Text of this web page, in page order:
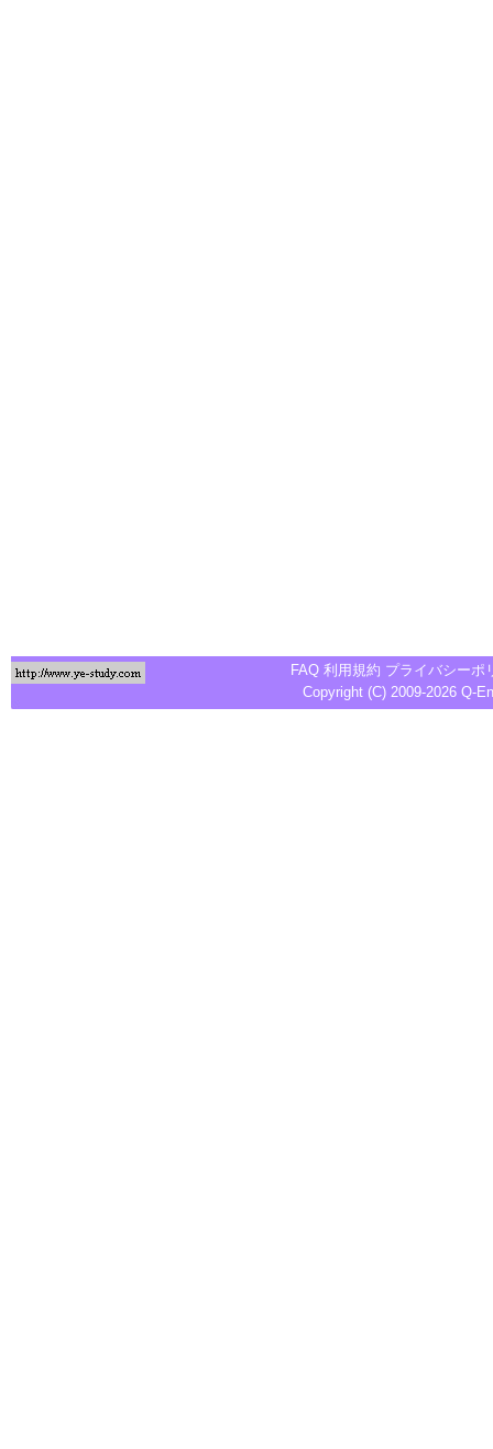
FAQ 利用規約 プライバシーポ
Copyright (C) 2009-2026 Q-